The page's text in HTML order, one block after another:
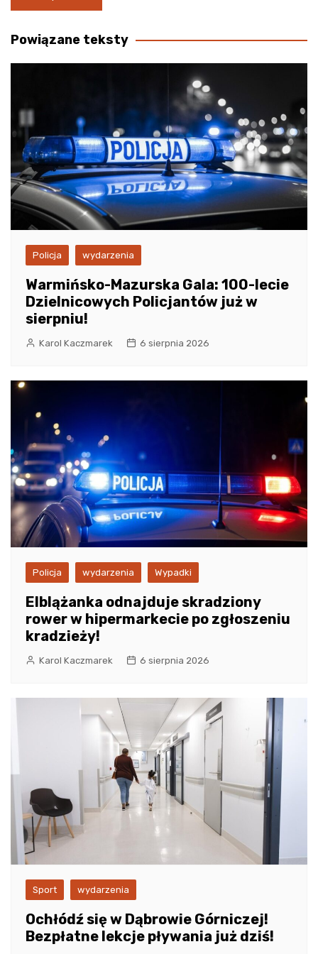
wpisu
Powiązane teksty
Policja wydarzenia
Warmińsko-Mazurska Gala: 100-lecie
Dzielnicowych Policjantów już w
sierpniu!
Karol Kaczmarek 6 sierpnia 2026
Policja wydarzenia Wypadki
Elblążanka odnajduje skradziony
rower w hipermarkecie po zgłoszeniu
kradzieży!
Karol Kaczmarek 6 sierpnia 2026
Sport wydarzenia
Ochłódź się w Dąbrowie Górniczej!
Bezpłatne lekcje pływania już dziś!